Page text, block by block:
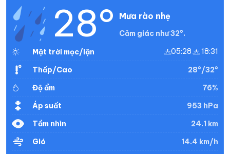
28° Mưa rào nhẹ
Cảm giác như 32°.
Mặt trời mọc/lặn
05:28 18:31
Thấp/Cao
28°/32°
Độ ẩm
76%
Áp suất
953 hPa
Tầm nhìn
24.1 km
Gió
14.4 km/h